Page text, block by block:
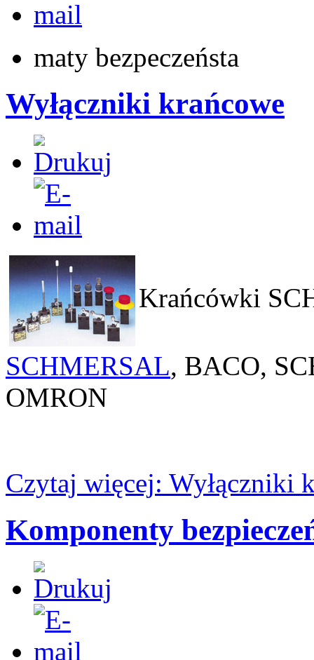
maty bezpeczeństa
Wyłączniki krańcowe
Krańcówki
SCHMERSAL, BACO,
OMRON
Czytaj więcej: Wyłączniki
Komponenty